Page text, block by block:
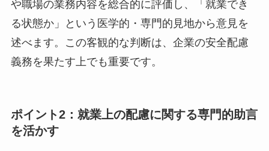
ポイント1：客観的な復職可否判断のために
意見を求める
「復職可能」という診断書は、あくまで日常生活
における回復状態を示している場合が多いです。